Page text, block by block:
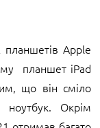
планшетів Apple
планшет iPad
що він сміло
ноутбук. Окрім